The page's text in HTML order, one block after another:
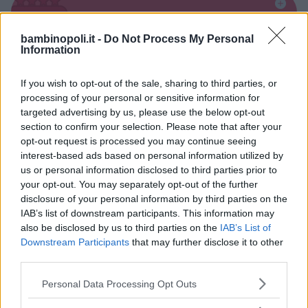
bambinopoli.it - Do Not Process My Personal
Information
If you wish to opt-out of the sale, sharing to third parties, or
processing of your personal or sensitive information for
targeted advertising by us, please use the below opt-out
section to confirm your selection. Please note that after your
opt-out request is processed you may continue seeing
interest-based ads based on personal information utilized by
us or personal information disclosed to third parties prior to
your opt-out. You may separately opt-out of the further
disclosure of your personal information by third parties on the
IAB’s list of downstream participants. This information may
also be disclosed by us to third parties on the IAB’s List of
Downstream Participants that may further disclose it to other
Please note that this website/app uses one or more Google
Personal Data Processing Opt Outs
Alberghi
Valigie per il Parto
Corsi di Lingua per bambini